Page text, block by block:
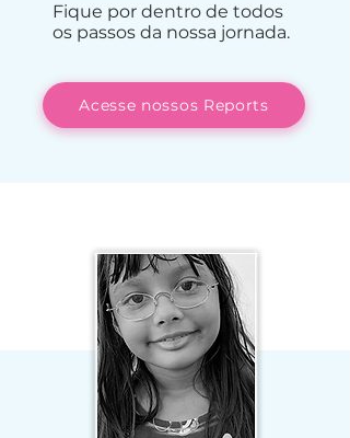
Fique por dentro de todos
os passos da nossa jornada.
Acesse nossos Reports